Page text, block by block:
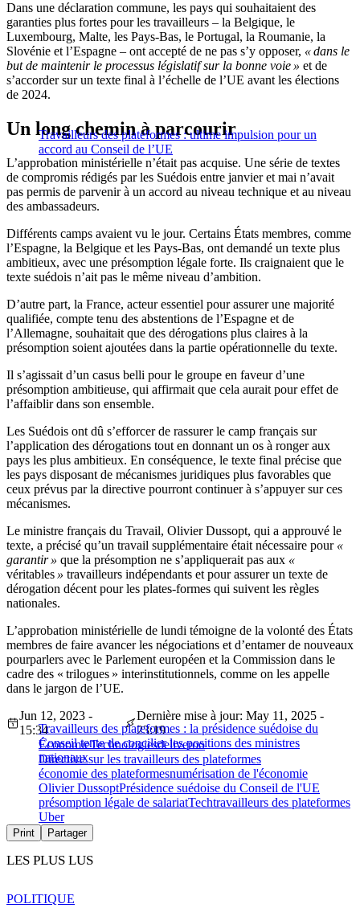
Dans une déclaration commune, les pays qui souhaitaient des
garanties plus fortes pour les travailleurs – la Belgique, le
Luxembourg, Malte, les Pays-Bas, le Portugal, la Roumanie, la
Slovénie et l’Espagne – ont accepté de ne pas s’y opposer, « dans le
but de maintenir le processus législatif sur la bonne voie » et de
s’accorder sur un texte final à l’échelle de l’UE avant les élections
de 2024.
Travailleurs des plateformes : ultime impulsion pour un
accord au Conseil de l’UE
Un long chemin à parcourir
L’approbation ministérielle n’était pas acquise. Une série de textes
de compromis rédigés par les Suédois entre janvier et mai n’avait
pas permis de parvenir à un accord au niveau technique et au niveau
des ambassadeurs.
Différents camps avaient vu le jour. Certains États membres, comme
l’Espagne, la Belgique et les Pays-Bas, ont demandé un texte plus
ambitieux, avec une présomption légale forte. Ils craignaient que le
texte suédois n’ait pas le même niveau d’ambition.
D’autre part, la France, acteur essentiel pour assurer une majorité
qualifiée, compte tenu des abstentions de l’Espagne et de
l’Allemagne, souhaitait que des dérogations plus claires à la
présomption soient ajoutées dans la partie opérationnelle du texte.
Il s’agissait d’un casus belli pour le groupe en faveur d’une
présomption ambitieuse, qui affirmait que cela aurait pour effet de
l’affaiblir dans son ensemble.
Les Suédois ont dû s’efforcer de rassurer le camp français sur
l’application des dérogations tout en donnant un os à ronger aux
pays les plus ambitieux. En conséquence, le texte final précise que
les pays disposant de mécanismes juridiques plus favorables que
ceux prévus par la directive pourront continuer à s’appuyer sur ces
mécanismes.
Le ministre français du Travail, Olivier Dussopt, qui a approuvé le
texte, a précisé qu’un travail supplémentaire était nécessaire pour «
garantir » que la présomption ne s’appliquerait pas aux «
véritables » travailleurs indépendants et pour assurer un texte de
dérogation décent pour les plates-formes qui suivent les règles
nationales.
L’approbation ministérielle de lundi témoigne de la volonté des États
membres de faire avancer les négociations et d’entamer de nouveaux
pourparlers avec le Parlement européen et la Commission dans le
cadre des « trilogues » interinstitutionnels, comme on les appelle
dans le jargon de l’UE.
Travailleurs des plateformes : la présidence suédoise du
Conseil tente de concilier les positions des ministres
nationaux
Jun 12, 2023 -
15:34
Dernière mise à jour: May 11, 2025 -
23:19
ÉconomieTechnologiesdeliveroo
Directive sur les travailleurs des plateformes
économie des plateformesnumérisation de l'économie
Olivier DussoptPrésidence suédoise du Conseil de l'UE
présomption légale de salariatTechtravailleurs des plateformes
Uber
Print Partager
LES PLUS LUS
POLITIQUE